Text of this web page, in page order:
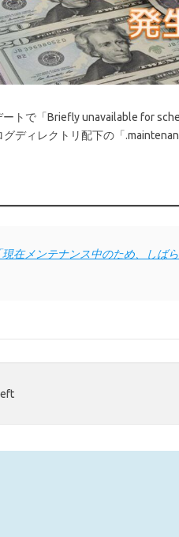
トで「Briefly unavailable for
ディレクトリ配下の「
現在メンテナンス中のため、しば